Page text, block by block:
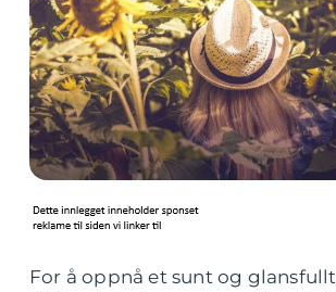
For å oppnå et sunt og